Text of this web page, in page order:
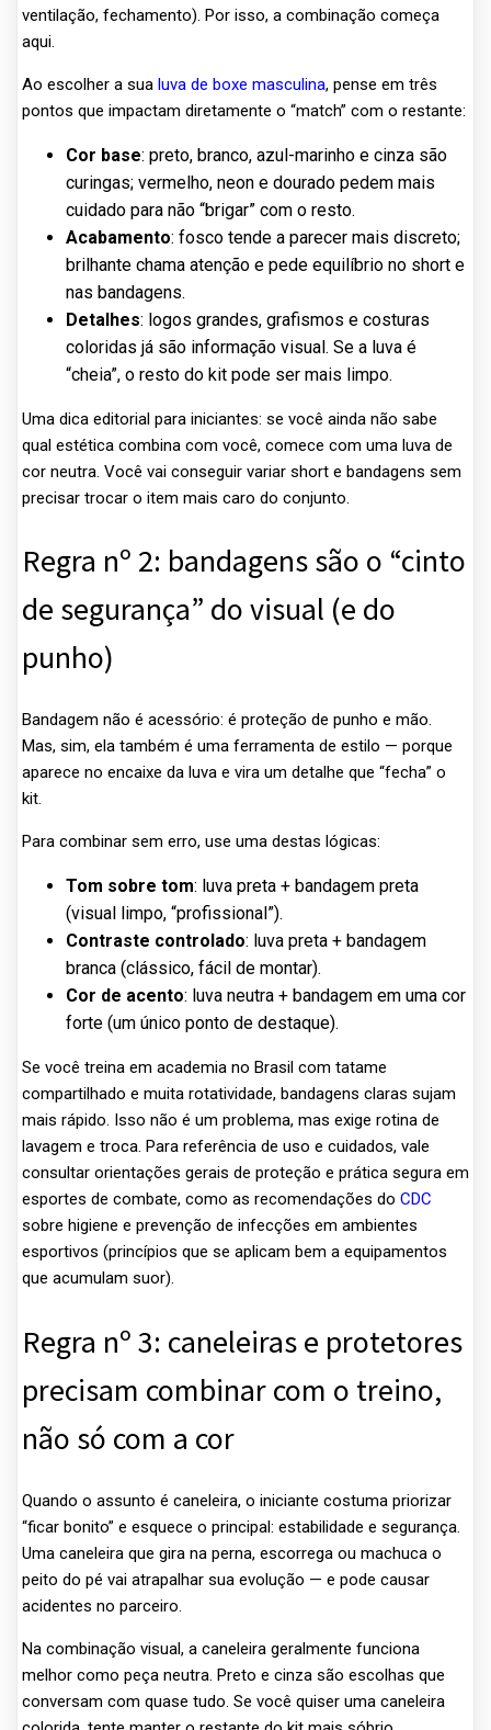
ventilação, fechamento). Por isso, a combinação começa
aqui.
Ao escolher a sua luva de boxe masculina, pense em três
pontos que impactam diretamente o “match” com o restante:
Cor base: preto, branco, azul-marinho e cinza são
curingas; vermelho, neon e dourado pedem mais
cuidado para não “brigar” com o resto.
Acabamento: fosco tende a parecer mais discreto;
brilhante chama atenção e pede equilíbrio no short e
nas bandagens.
Detalhes: logos grandes, grafismos e costuras
coloridas já são informação visual. Se a luva é
“cheia”, o resto do kit pode ser mais limpo.
Uma dica editorial para iniciantes: se você ainda não sabe
qual estética combina com você, comece com uma luva de
cor neutra. Você vai conseguir variar short e bandagens sem
precisar trocar o item mais caro do conjunto.
Regra nº 2: bandagens são o “cinto
de segurança” do visual (e do
punho)
Bandagem não é acessório: é proteção de punho e mão.
Mas, sim, ela também é uma ferramenta de estilo — porque
aparece no encaixe da luva e vira um detalhe que “fecha” o
kit.
Para combinar sem erro, use uma destas lógicas:
Tom sobre tom: luva preta + bandagem preta
(visual limpo, “profissional”).
Contraste controlado: luva preta + bandagem
branca (clássico, fácil de montar).
Cor de acento: luva neutra + bandagem em uma cor
forte (um único ponto de destaque).
Se você treina em academia no Brasil com tatame
compartilhado e muita rotatividade, bandagens claras sujam
mais rápido. Isso não é um problema, mas exige rotina de
lavagem e troca. Para referência de uso e cuidados, vale
consultar orientações gerais de proteção e prática segura em
esportes de combate, como as recomendações do CDC
sobre higiene e prevenção de infecções em ambientes
esportivos (princípios que se aplicam bem a equipamentos
que acumulam suor).
Regra nº 3: caneleiras e protetores
precisam combinar com o treino,
não só com a cor
Quando o assunto é caneleira, o iniciante costuma priorizar
“ficar bonito” e esquece o principal: estabilidade e segurança.
Uma caneleira que gira na perna, escorrega ou machuca o
peito do pé vai atrapalhar sua evolução — e pode causar
acidentes no parceiro.
Na combinação visual, a caneleira geralmente funciona
melhor como peça neutra. Preto e cinza são escolhas que
conversam com quase tudo. Se você quiser uma caneleira